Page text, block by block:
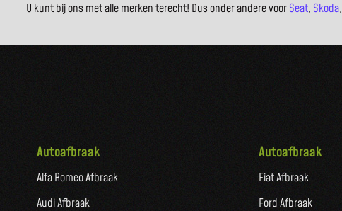
U kunt bij ons met alle merken terecht! Dus onder andere voorSeat, Skoda,
Autoafbraak
Alfa Romeo Afbraak
Audi Afbraak
Autoafbraak
Fiat Afbraak
Ford Afbraak